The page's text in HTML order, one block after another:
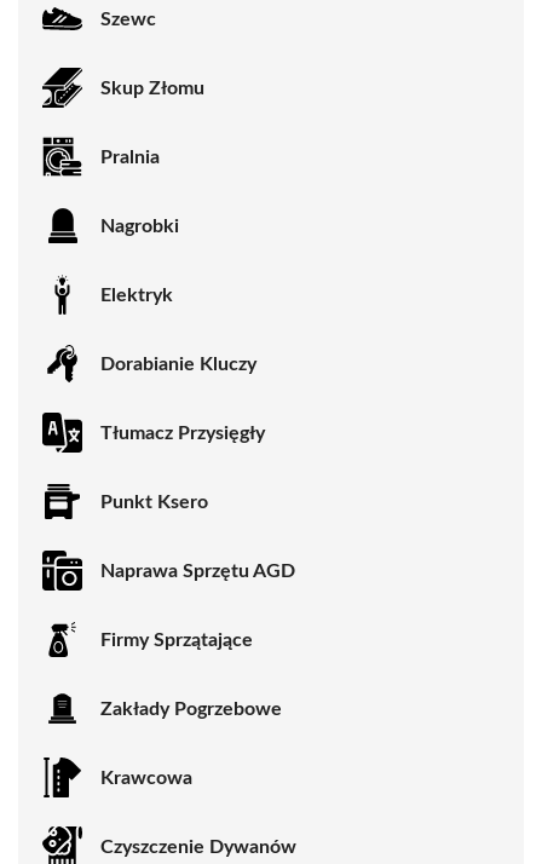
Szewc
Skup Złomu
Pralnia
Nagrobki
Elektryk
Dorabianie Kluczy
Tłumacz Przysięgły
Punkt Ksero
Naprawa Sprzętu AGD
Firmy Sprzątające
Zakłady Pogrzebowe
Krawcowa
Czyszczenie Dywanów